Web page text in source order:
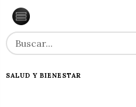
SALUD Y BIENESTAR